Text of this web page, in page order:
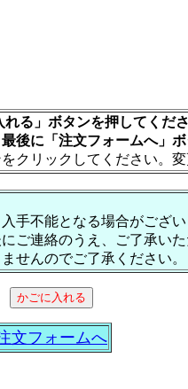
る」ボタンを押してくだ
に「注文フォームへ」
クリックしてください。
手不能となる場合がござい
ご連絡のうえ、ご了承い
せんのでご了承ください。
文フォームへ